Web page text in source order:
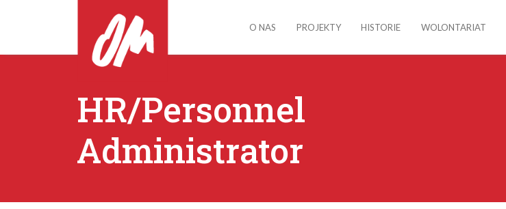
O NAS PROJEKTY HISTORIE WOLONTARIAT
HR/Personnel
Administrator